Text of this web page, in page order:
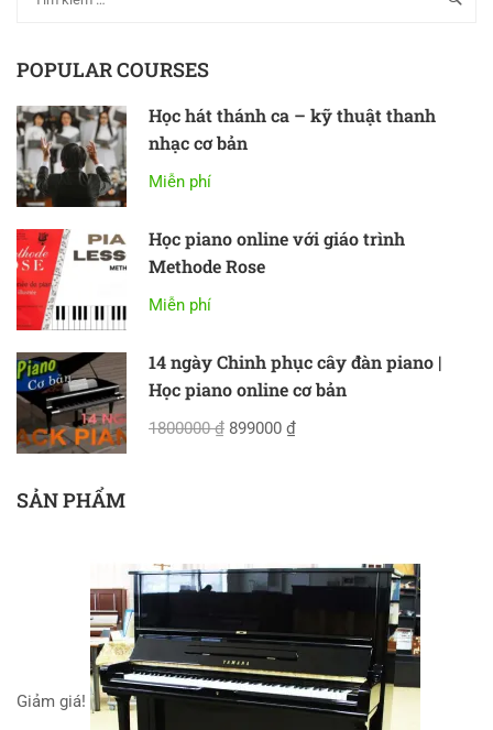
POPULAR COURSES
Học hát thánh ca – kỹ thuật thanh
nhạc cơ bản
Miễn phí
Học piano online với giáo trình
Methode Rose
Miễn phí
14 ngày Chinh phục cây đàn piano |
Học piano online cơ bản
1800000 ₫ 899000 ₫
SẢN PHẨM
Giảm giá!